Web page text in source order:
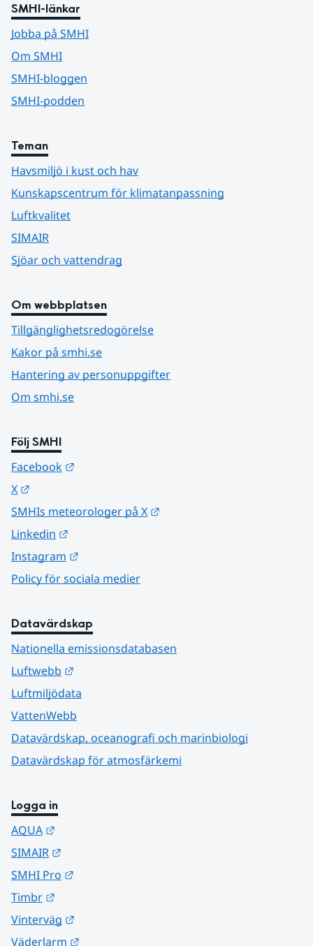
SMHI-länkar
Jobba på SMHI
Om SMHI
SMHI-bloggen
SMHI-podden
Teman
Havsmiljö i kust och hav
Kunskapscentrum för klimatanpassning
Luftkvalitet
SIMAIR
Sjöar och vattendrag
Om webbplatsen
Tillgänglighetsredogörelse
Kakor på smhi.se
Hantering av personuppgifter
Om smhi.se
Följ SMHI
Facebook
X
SMHIs meteorologer på X
Linkedin
Instagram
Policy för sociala medier
Datavärdskap
Nationella emissionsdatabasen
Luftwebb
Luftmiljödata
VattenWebb
Datavärdskap, oceanografi och marinbiologi
Datavärdskap för atmosfärkemi
Logga in
AQUA
SIMAIR
SMHI Pro
Timbr
Vinterväg
Väderlarm